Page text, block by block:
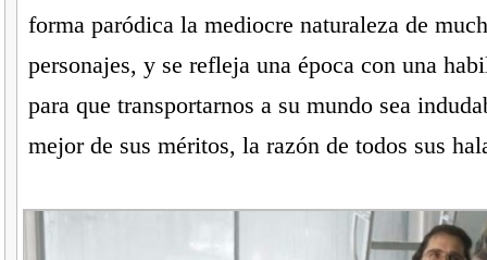
forma paródica la mediocre naturaleza de
personajes, y se refleja una época con una
para que transportarnos a su mundo sea
mejor de sus méritos, la razón de todos sus